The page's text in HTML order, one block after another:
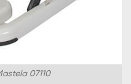
07110